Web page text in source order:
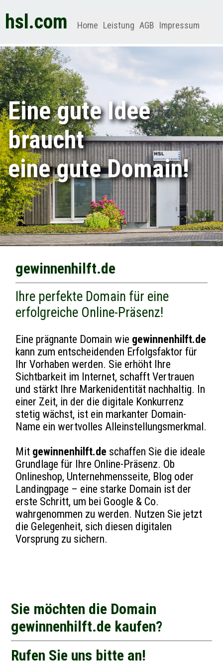
hsl.com Home Leistung AGB Impressum
Eine gute Idee
braucht
eine gute Domain!
gewinnenhilft.de
Ihre perfekte Domain für eine
erfolgreiche Online-Präsenz!
Eine prägnante Domain wie gewinnenhilft.de
kann zum entscheidenden Erfolgsfaktor für
Ihr Vorhaben werden. Sie erhöht Ihre
Sichtbarkeit im Internet, schafft Vertrauen
und stärkt Ihre Markenidentität nachhaltig. In
einer Zeit, in der die digitale Konkurrenz
stetig wächst, ist ein markanter Domain-
Name ein wertvolles Alleinstellungsmerkmal.
Mit gewinnenhilft.de schaffen Sie die ideale
Grundlage für Ihre Online-Präsenz. Ob
Onlineshop, Unternehmensseite, Blog oder
Landingpage – eine starke Domain ist der
erste Schritt, um bei Google & Co.
wahrgenommen zu werden. Nutzen Sie jetzt
die Gelegenheit, sich diesen digitalen
Vorsprung zu sichern.
Sie möchten die Domain
gewinnenhilft.de kaufen?
Rufen Sie uns bitte an!